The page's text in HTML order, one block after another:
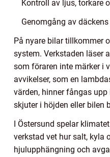
Kontroll av ljus, torkare
Genomgång av
På nyare bilar tillkommer
system. Verkstaden läser
som föraren inte märker i
avvikelser, som en
värden, hinner fångas
skjuter i höjden eller bilen
I Östersund spelar
verkstad vet hur salt, kyla
hjulupphängning och